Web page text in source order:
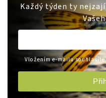
Každý týden ty
Vložením e-mailu